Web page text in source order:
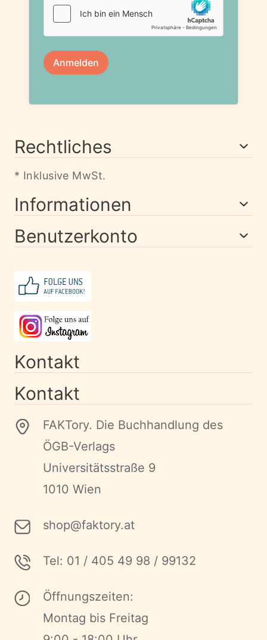
Rechtliches
* Inklusive MwSt.
Informationen
Benutzerkonto
Kontakt
Kontakt
FAKTory. Die Buchhandlung des
ÖGB-Verlags
Universitätsstraße 9
1010 Wien
shop@faktory.at
Tel: 01 / 405 49 98 / 99132
Öffnungszeiten:
Montag bis Freitag